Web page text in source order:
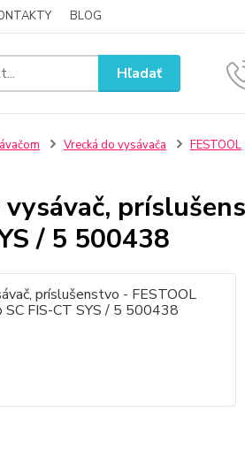
BLOG
Hľadať
Vrecká do vysávača FESTOOL
/ 5 500438